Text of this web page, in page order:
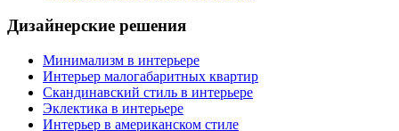
Дизайнерские решения
Минимализм в интерьере
Интерьер малогабаритных квартир
Скандинавский стиль в интерьере
Эклектика в интерьере
Интерьер в американском стиле